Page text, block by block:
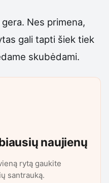
Nes primena,
gali tapti šiek tiek
skubėdami.
naujienų
rytą gaukite
santrauką.